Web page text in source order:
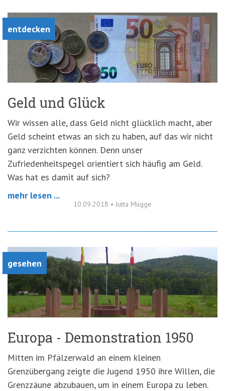
entdecken
Geld und Glück
Wir wissen alle, dass Geld nicht glücklich macht, aber
Geld scheint etwas an sich zu haben, auf das wir nicht
ganz verzichten können. Denn unser
Zufriedenheitspegel orientiert sich häufig am Geld.
Was hat es damit auf sich?
mehr lesen ...
10.09.2018 • Jutta Mügge
gesehen
Europa - Demonstration 1950
Mitten im Pfälzerwald an einem kleinen
Grenzübergang zeigte die Jugend 1950 ihre Willen, die
Grenzzäune abzubauen, um in einem Europa zu leben.